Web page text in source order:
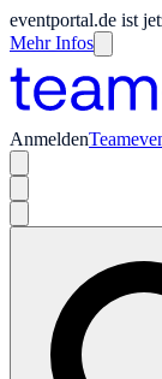
eventportal.de ist
Mehr Infos
Anmelden